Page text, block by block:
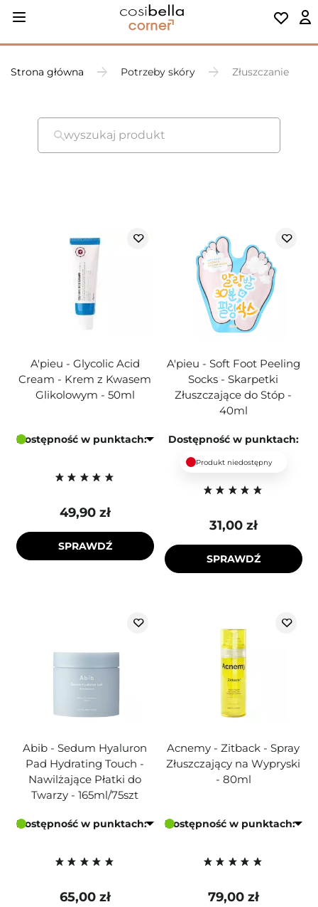
Strona główna Potrzeby skóry Złuszczanie
wyszukaj produkt
A'pieu - Glycolic Acid
Cream - Krem z Kwasem
Glikolowym - 50ml
Dostępność w punktach:
49,90 zł
SPRAWDŹ
A'pieu - Soft Foot Peeling
Socks - Skarpetki
Złuszczające do Stóp -
40ml
Dostępność w punktach:
Produkt niedostępny
31,00 zł
SPRAWDŹ
Abib - Sedum Hyaluron
Pad Hydrating Touch -
Nawilżające Płatki do
Twarzy - 165ml/75szt
Dostępność w punktach:
65,00 zł
Acnemy - Zitback - Spray
Złuszczający na Wypryski
- 80ml
Dostępność w punktach:
79,00 zł